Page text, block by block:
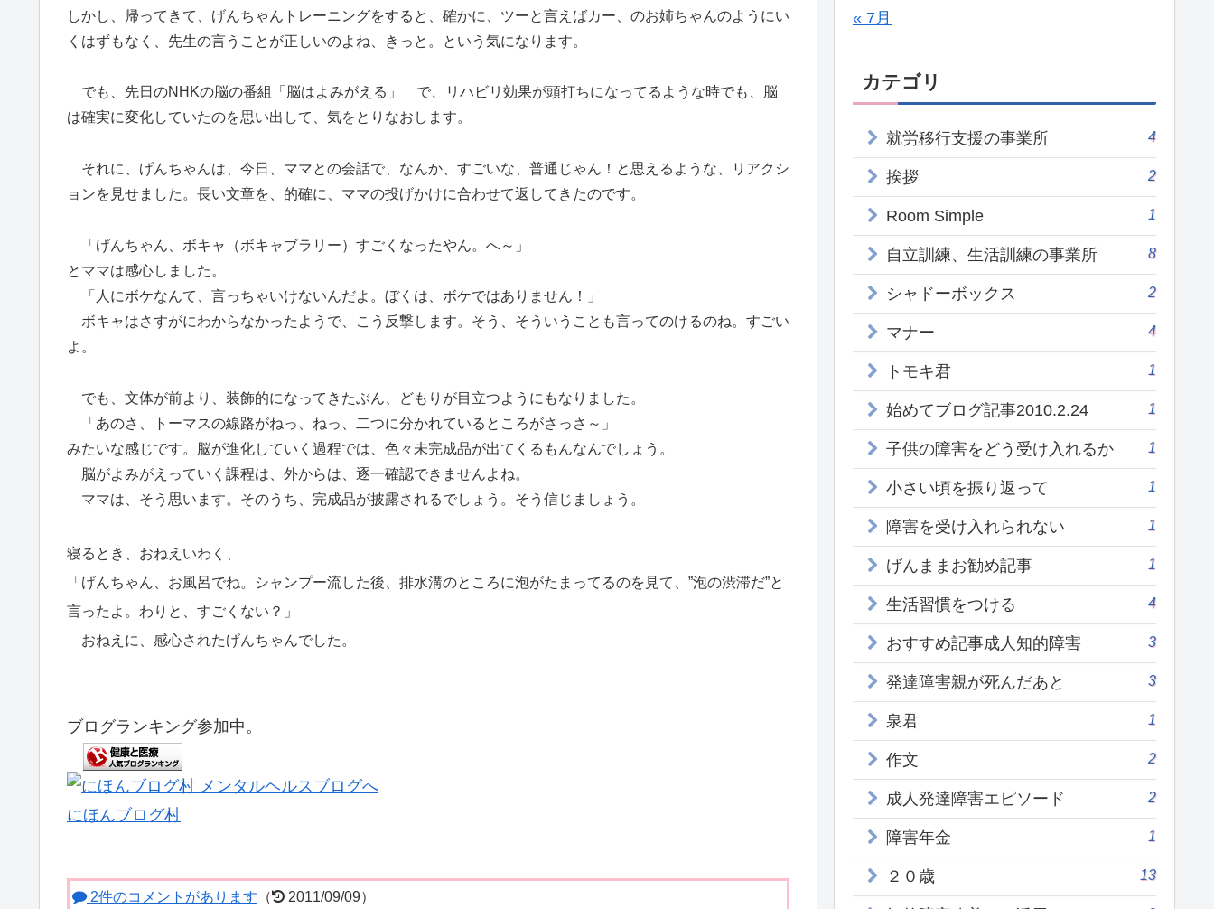
しかし、帰ってきて、げんちゃんトレーニングをすると、確かに、ツーと言えばカー、のお姉ちゃんのようにい
くはずもなく、先生の言うことが正しいのよね、きっと。という気になります。
でも、先日のNHKの脳の番組「脳はよみがえる」 で、リハビリ効果が頭打ちになってるような時でも、脳
は確実に変化していたのを思い出して、気をとりなおします。
それに、げんちゃんは、今日、ママとの会話で、なんか、すごいな、普通じゃん！と思えるような、リアクシ
ョンを見せました。長い文章を、的確に、ママの投げかけに合わせて返してきたのです。
「げんちゃん、ボキャ（ボキャブラリー）すごくなったやん。へ～」
とママは感心しました。
「人にボケなんて、言っちゃいけないんだよ。ぼくは、ボケではありません！」
ボキャはさすがにわからなかったようで、こう反撃します。そう、そういうことも言ってのけるのね。すごい
よ。
でも、文体が前より、装飾的になってきたぶん、どもりが目立つようにもなりました。
「あのさ、トーマスの線路がねっ、ねっ、二つに分かれているところがさっさ～」
みたいな感じです。脳が進化していく過程では、色々未完成品が出てくるもんなんでしょう。
脳がよみがえっていく課程は、外からは、逐一確認できませんよね。
ママは、そう思います。そのうち、完成品が披露されるでしょう。そう信じましょう。
寝るとき、おねえいわく、
「げんちゃん、お風呂でね。シャンプー流した後、排水溝のところに泡がたまってるのを見て、”泡の渋滞だ”と
言ったよ。わりと、すごくない？」
おねえに、感心されたげんちゃんでした。
ブログランキング参加中。
にほんブログ村
2件のコメントがあります （ 2011/09/09）
« 7月
カテゴリ
就労移行支援の事業所 4
挨拶 2
Room Simple 1
自立訓練、生活訓練の事業所 8
シャドーボックス 2
マナー 4
トモキ君 1
始めてブログ記事2010.2.24 1
子供の障害をどう受け入れるか 1
小さい頃を振り返って 1
障害を受け入れられない 1
げんままお勧め記事 1
生活習慣をつける 4
おすすめ記事成人知的障害 3
発達障害親が死んだあと 3
泉君 1
作文 2
成人発達障害エピソード 2
障害年金 1
２０歳 13